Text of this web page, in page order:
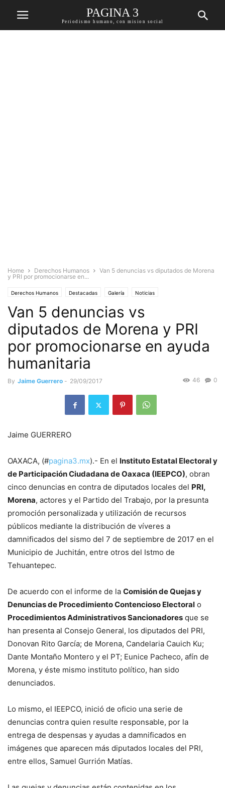
PAGINA 3
Periodismo humano, con mision social
Home Derechos Humanos
Van 5 denuncias vs diputados de Morena
y PRI por promocionarse en...
Derechos Humanos Destacadas Galería Noticias
Van 5 denuncias vs
diputados de Morena y PRI
por promocionarse en ayuda
humanitaria
By Jaime Guerrero - 29/09/2017 0
46
Jaime GUERRERO
OAXACA, (#pagina3.mx).- En el Instituto Estatal Electoral y
de Participación Ciudadana de Oaxaca (IEEPCO), obran
cinco denuncias en contra de diputados locales del PRI,
Morena, actores y el Partido del Trabajo, por la presunta
promoción personalizada y utilización de recursos
públicos mediante la distribución de víveres a
damnificados del sismo del 7 de septiembre de 2017 en el
Municipio de Juchitán, entre otros del Istmo de
Tehuantepec.
De acuerdo con el informe de la Comisión de Quejas y
Denuncias de Procedimiento Contencioso Electoral o
Procedimientos Administrativos Sancionadores que se
han presenta al Consejo General, los diputados del PRI,
Donovan Rito García; de Morena, Candelaria Cauich Ku;
Dante Montaño Montero y el PT; Eunice Pacheco, afín de
Morena, y éste mismo instituto político, han sido
denunciados.
Lo mismo, el IEEPCO, inició de oficio una serie de
denuncias contra quien resulte responsable, por la
entrega de despensas y ayudas a damnificados en
imágenes que aparecen más diputados locales del PRI,
entre ellos, Samuel Gurrión Matías.